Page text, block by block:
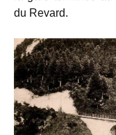
du Revard.